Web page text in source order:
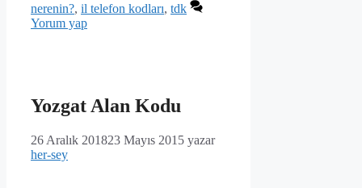
nerenin?, il telefon kodları, tdk
Yorum yap
Yozgat Alan Kodu
26 Aralık 201823 Mayıs 2015 yazar
her-sey